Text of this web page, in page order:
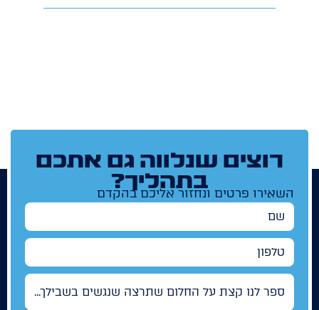
רוצים שנלווה גם אתכם
בתהליך?
השאירו פרטים ונחזור אליכם בהקדם
שם
טלפון
ספר לנו קצת על החלום שתרצה שנגשים בשבילך...